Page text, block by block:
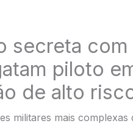
secreta com
piloto
de alto
militares mais